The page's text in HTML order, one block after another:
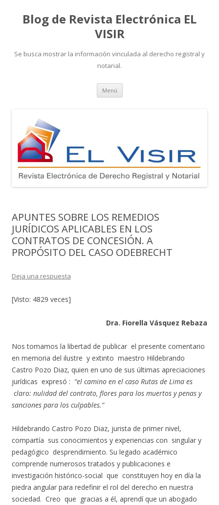
Blog de Revista Electrónica EL
VISIR
Se busca mostrar la información vinculada al derecho registral y
notarial.
Menú Ir
contenido
APUNTES SOBRE LOS REMEDIOS
JURÍDICOS APLICABLES EN LOS
CONTRATOS DE CONCESIÓN. A
PROPÓSITO DEL CASO ODEBRECHT
Deja una respuesta
[Visto: 4829 veces]
Dra. Fiorella Vásquez Rebaza
Nos tomamos la libertad de publicar el presente comentario
en memoria del ilustre y extinto maestro Hildebrando
Castro Pozo Diaz, quien en uno de sus últimas apreciaciones
jurídicas expresó : “el camino en el caso Rutas de Lima es
claro: nulidad del contrato, flores para los muertos y penas y
sanciones para los culpables.”
Hildebrando Castro Pozo Diaz, jurista de primer nivel,
compartía sus conocimientos y experiencias con singular y
pedagógico desprendimiento. Su legado académico
comprende numerosos tratados y publicaciones e
investigación histórico-social que constituyen hoy en día la
piedra angular para redefinir el rol del derecho en nuestra
sociedad. Creo que gracias a él, aprendí que un abogado